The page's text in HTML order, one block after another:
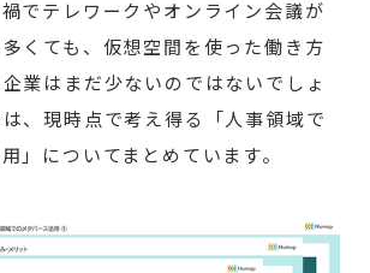
でテレワークやオンライン会議が
くても、仮想空間を使った働き方
業はまだ少ないのではないでしょ
、現時点で考え得る「人事領域で
」についてまとめています。